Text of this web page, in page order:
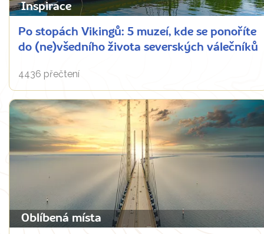
Inspirace
Po stopách Vikingů: 5 muzeí, kde se ponoříte
do (ne)všedního života severských válečníků
4436 přečtení
Oblíbená místa